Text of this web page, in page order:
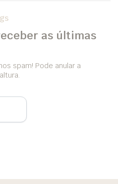
as últimas
spam! Pode anular a